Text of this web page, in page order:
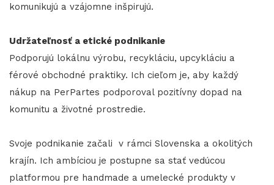
komunikujú a vzájomne inšpirujú.
Udržateľnosť a etické podnikanie
Podporujú lokálnu výrobu, recykláciu, upcykláciu a
férové obchodné praktiky. Ich cieľom je, aby každý
nákup na PerPartes podporoval pozitívny dopad na
komunitu a životné prostredie.
Svoje podnikanie začali v rámci Slovenska a okolitých
krajín. Ich ambíciou je postupne sa stať vedúcou
platformou pre handmade a umelecké produkty v